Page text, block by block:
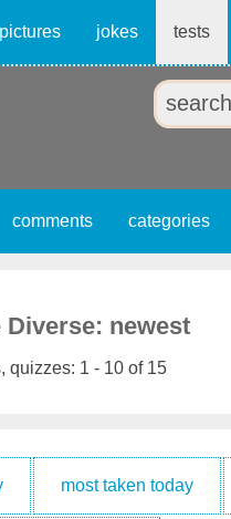
pictures jokes tests
comments categories
Diverse: newest
quizzes: 1 - 10 of 15
most taken today